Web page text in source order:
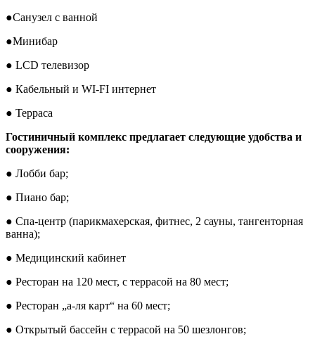
●Санузел с ванной
●Минибар
● LCD телевизор
● Кабельный и WI-FI интернет
● Терраса
Гостиничный комплекс предлагает следующие удобства и
сооружения:
● Лобби бар;
● Пиано бар;
● Спа-центр (парикмахерская, фитнес, 2 сауны, тангенторная
ванна);
● Медицинский кабинет
● Ресторан на 120 мест, с террасой на 80 мест;
● Ресторан „а-ля карт“ на 60 мест;
● Открытый бассейн с террасой на 50 шезлонгов;